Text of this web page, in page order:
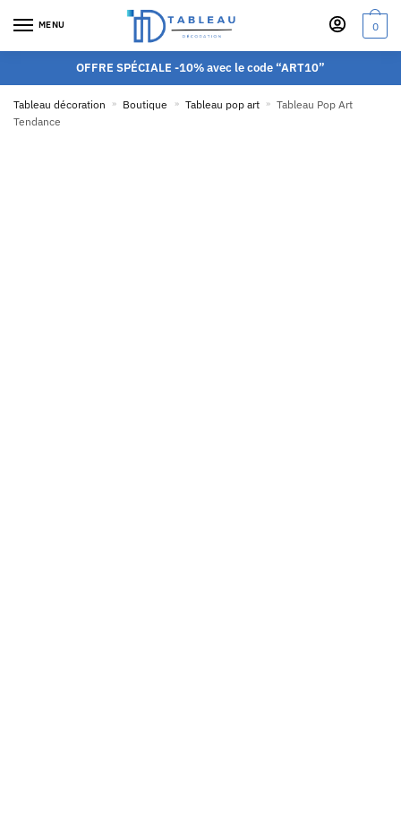
MENU 0
OFFRE SPÉCIALE -10% avec le code “ART10”
Tableau décoration » Boutique » Tableau pop art » Tableau Pop Art
Tendance